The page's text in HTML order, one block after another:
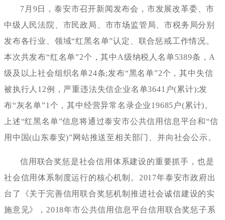
7月9日，泰安市召开新闻发布会，市发展改革委、市
中级人民法院、市民政局、市市场监管局、市税务局分别
发布各行业、领域“红黑名单”认定、联合惩戒工作情况。
本次共发布“红名单”2个，其中A级纳税人名单5389条，A
级及以上社会组织名单24条;发布“黑名单”2个，其中失信
被执行人12例，严重违法失信企业名单3641户(累计);发
布“灰名单”1个，其中经营异常名录企业19685户(累计)。
上述“红黑名单”信息将通过泰安市公共信用信息平台和“信
用中国(山东泰安)”网站推送至相关部门、并向社会公示。
信用联合奖惩是社会信用体系建设的重要抓手，也是
社会信用体系制度运行的核心机制。 2017年泰安市政府出
台了《关于完善信用联合奖惩机制推进社会诚信建设的实
施意见》，2018年市公共信用信息平台信用联合奖惩子系